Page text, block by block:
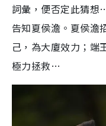
詞彙，便否定此猜
告知夏侯澹。夏侯澹
己，為大廈效力；端
極力拯救…